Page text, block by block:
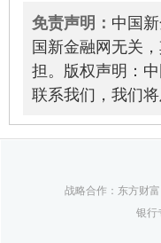
体奖2019-
免责声明： 中国
国新金融网无关
担。版权声明：
联系我们，我们将
战略合作：东方财
银行